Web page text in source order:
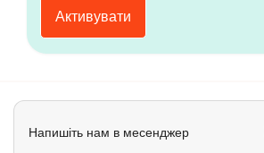
Активувати
Напишіть нам в месенджер